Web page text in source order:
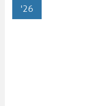
'26